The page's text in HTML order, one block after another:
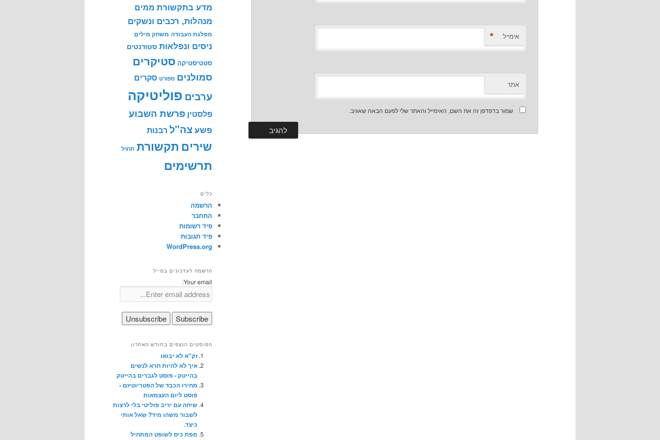
אימייל *
אתר
שמור בדפדפן זה את השם, האימייל והאתר שלי לפעם הבאה שאגיב.
מדע בתקשורת ממים
מנהלות, רכבים ונשקים
מפלגת העבודה משחק מילים
ניסים ונפלאות סטודנטים
סטטיסטיקה סטיקרים
סמולנים ספורט סקרים
ערבים פוליטיקה
פלסטין פרשת השבוע
פשעצה"ל רבנות
שירים תקשורת תרגיל
תרשימים
כלים
הרשמה
התחבר
פיד רשומות
פיד תגובות
WordPress.org
הרשמה לעדכונים במייל
Your email:
הפוסטים הנצפים בחודש האחרון
זק"א לא יבואו
איך לא להיות חרא לנשים
בהייטק - פוסט לגברים בהייטק
מחירו הכבד של הפטריוטיזם -
פוסט ליום העצמאות
שיחה עם יריב פוליטי בלי לרצות
לשבור משהו מיד? שאל אותי
כיצד.
מפת כיס לשופט המתחיל